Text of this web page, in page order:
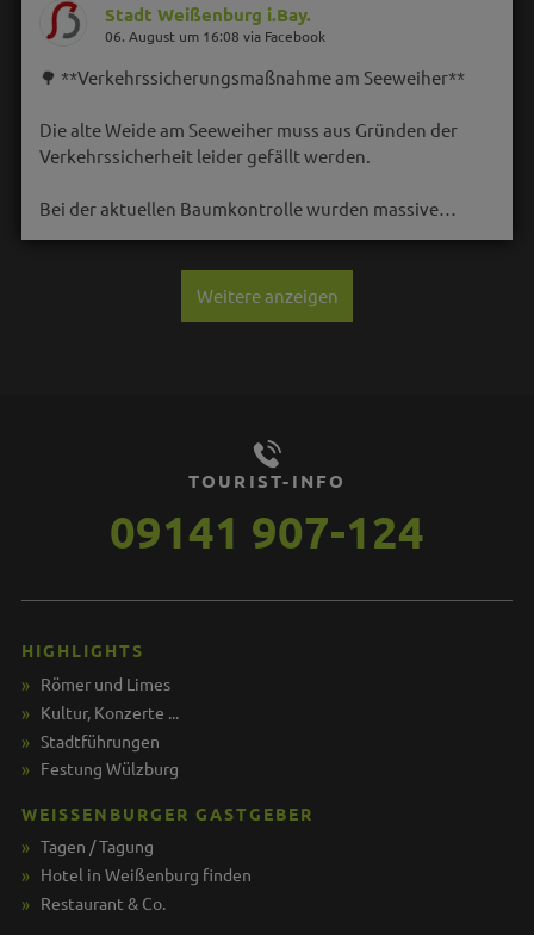
Stadt Weißenburg i.Bay.
06. August um 16:08 via Facebook
🌳 **Verkehrssicherungsmaßnahme am Seeweiher**
Die alte Weide am Seeweiher muss aus Gründen der
Verkehrssicherheit leider gefällt werden.
Bei der aktuellen Baumkontrolle wurden massive…
Weitere anzeigen
TOURIST-INFO
09141 907-124
HIGHLIGHTS
Römer und Limes
Kultur, Konzerte ...
Stadtführungen
Festung Wülzburg
WEISSENBURGER GASTGEBER
Tagen / Tagung
Hotel in Weißenburg finden
Restaurant & Co.